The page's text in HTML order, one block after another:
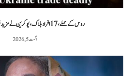
روس کے حملے، 17 افراد ہلاک، یوکرین نے مزید فضائی دفاعی نظام...
اگست 5, 2026